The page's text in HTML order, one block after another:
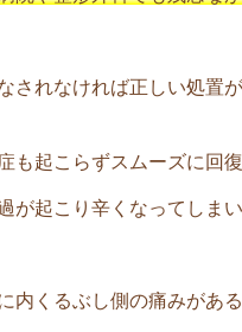
されなければ正しい処置
も起こらずスムーズに回
が起こり辛くなってしまい
内くるぶし側の痛みがあ